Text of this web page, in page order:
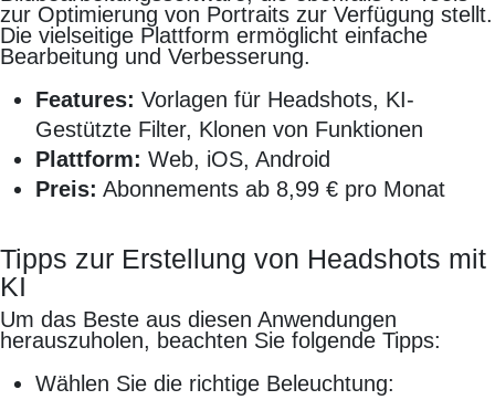
zur Optimierung von Portraits zur Verfügung stellt.
Die vielseitige Plattform ermöglicht einfache
Bearbeitung und Verbesserung.
Features: Vorlagen für Headshots, KI-
Gestützte Filter, Klonen von Funktionen
Plattform: Web, iOS, Android
Preis: Abonnements ab 8,99 € pro Monat
Tipps zur Erstellung von Headshots mit
KI
Um das Beste aus diesen Anwendungen
herauszuholen, beachten Sie folgende Tipps:
Wählen Sie die richtige Beleuchtung: